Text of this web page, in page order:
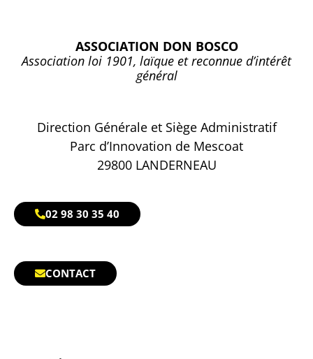
ASSOCIATION DON BOSCO
Association loi 1901, laïque et reconnue d’intérêt
général
Direction Générale et Siège Administratif
Parc d’Innovation de Mescoat
29800 LANDERNEAU
02 98 30 35 40
CONTACT